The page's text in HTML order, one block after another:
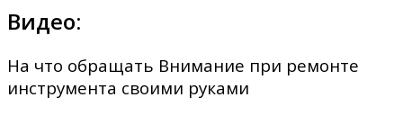
Видео:
На что обращать Внимание при ремонте
инструмента своими руками